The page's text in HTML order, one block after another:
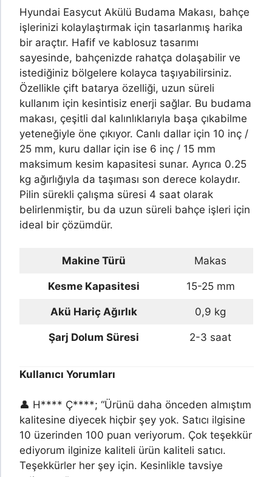
Hyundai Easycut Akülü Budama Makası, bahçe
işlerinizi kolaylaştırmak için tasarlanmış harika
bir araçtır. Hafif ve kablosuz tasarımı
sayesinde, bahçenizde rahatça dolaşabilir ve
istediğiniz bölgelere kolayca taşıyabilirsiniz.
Özellikle çift batarya özelliği, uzun süreli
kullanım için kesintisiz enerji sağlar. Bu budama
makası, çeşitli dal kalınlıklarıyla başa çıkabilme
yeteneğiyle öne çıkıyor. Canlı dallar için 10 inç /
25 mm, kuru dallar için ise 6 inç / 15 mm
maksimum kesim kapasitesi sunar. Ayrıca 0.25
kg ağırlığıyla da taşıması son derece kolaydır.
Pilin sürekli çalışma süresi 4 saat olarak
belirlenmiştir, bu da uzun süreli bahçe işleri için
ideal bir çözümdür.
Makine Türü Makas
Kesme Kapasitesi 15-25 mm
Akü Hariç Ağırlık 0,9 kg
Şarj Dolum Süresi 2-3 saat
Kullanıcı Yorumları
👤 H**** Ç****; “Ürünü daha önceden almıştım
kalitesine diyecek hiçbir şey yok. Satıcı ilgisine
10 üzerinden 100 puan veriyorum. Çok teşekkür
ediyorum ilginize kaliteli ürün kaliteli satıcı.
Teşekkürler her şey için. Kesinlikle tavsiye